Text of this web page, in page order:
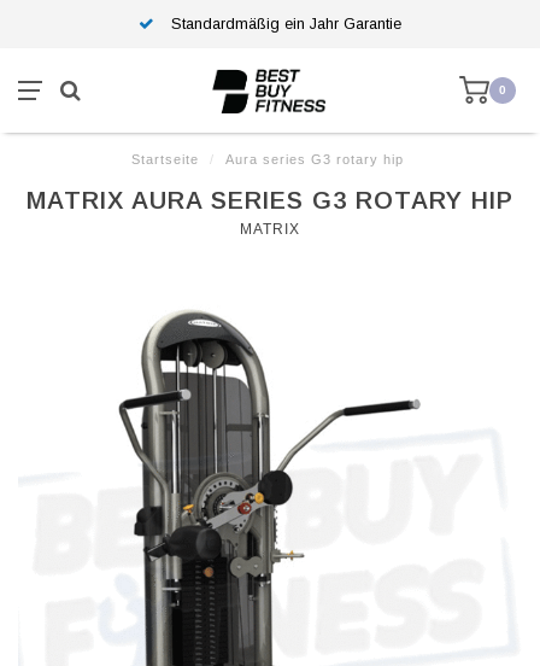
Standardmäßig ein Jahr Garantie
0
Startseite / Aura series G3 rotary hip
MATRIX AURA SERIES G3 ROTARY HIP
MATRIX